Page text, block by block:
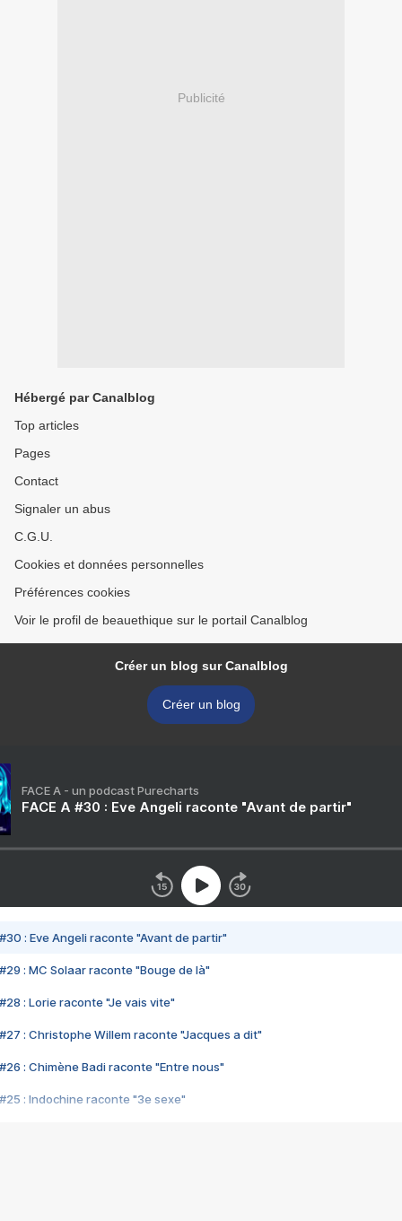
Publicité
Hébergé par Canalblog
Top articles
Pages
Contact
Signaler un abus
C.G.U.
Cookies et données personnelles
Préférences cookies
Voir le profil de beauethique sur le portail Canalblog
Créer un blog sur Canalblog
Créer un blog
FACE A - un podcast Purecharts
FACE A #30 : Eve Angeli raconte "Avant de partir"
#30 : Eve Angeli raconte "Avant de partir"
#29 : MC Solaar raconte "Bouge de là"
#28 : Lorie raconte "Je vais vite"
#27 : Christophe Willem raconte "Jacques a dit"
#26 : Chimène Badi raconte "Entre nous"
#25 : Indochine raconte "3e sexe"